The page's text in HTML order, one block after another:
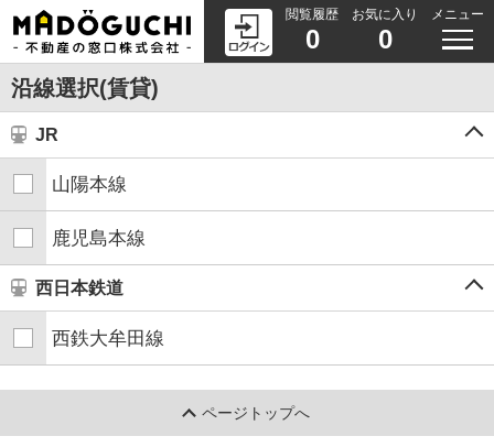
閲覧履歴
0
お気に入り
0
メニュー
沿線選択(賃貸)
JR
山陽本線
鹿児島本線
西日本鉄道
西鉄大牟田線
ページトップへ